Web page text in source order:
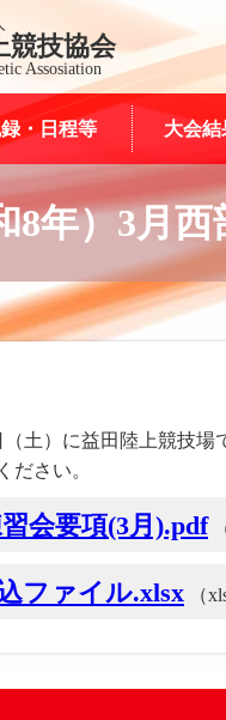
競技協会
Assosiation
・日程等 大会結
8年）3月
土）に益田陸上競技場
ださい。
会要項(3月).pdf
ファイル.xlsx （